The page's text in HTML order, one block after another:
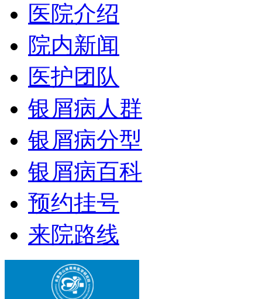
医院介绍
院内新闻
医护团队
银屑病人群
银屑病分型
银屑病百科
预约挂号
来院路线